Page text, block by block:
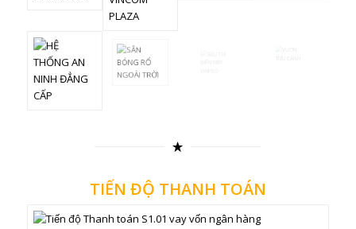
TIẾN ĐỘ THANH TOÁN